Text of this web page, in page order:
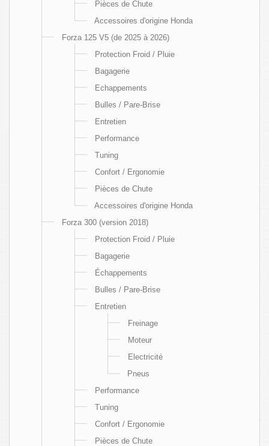
Pièces de Chute
Accessoires d'origine Honda
Forza 125 V5 (de 2025 à 2026)
Protection Froid / Pluie
Bagagerie
Echappements
Bulles / Pare-Brise
Entretien
Performance
Tuning
Confort / Ergonomie
Pièces de Chute
Accessoires d'origine Honda
Forza 300 (version 2018)
Protection Froid / Pluie
Bagagerie
Échappements
Bulles / Pare-Brise
Entretien
Freinage
Moteur
Electricité
Pneus
Performance
Tuning
Confort / Ergonomie
Pièces de Chute